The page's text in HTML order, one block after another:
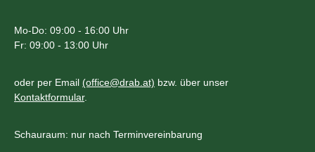
Mo-Do: 09:00 - 16:00 Uhr
Fr: 09:00 - 13:00 Uhr
oder per Email (office@drab.at) bzw. über unser
Kontaktformular.
Schauraum: nur nach Terminvereinbarung